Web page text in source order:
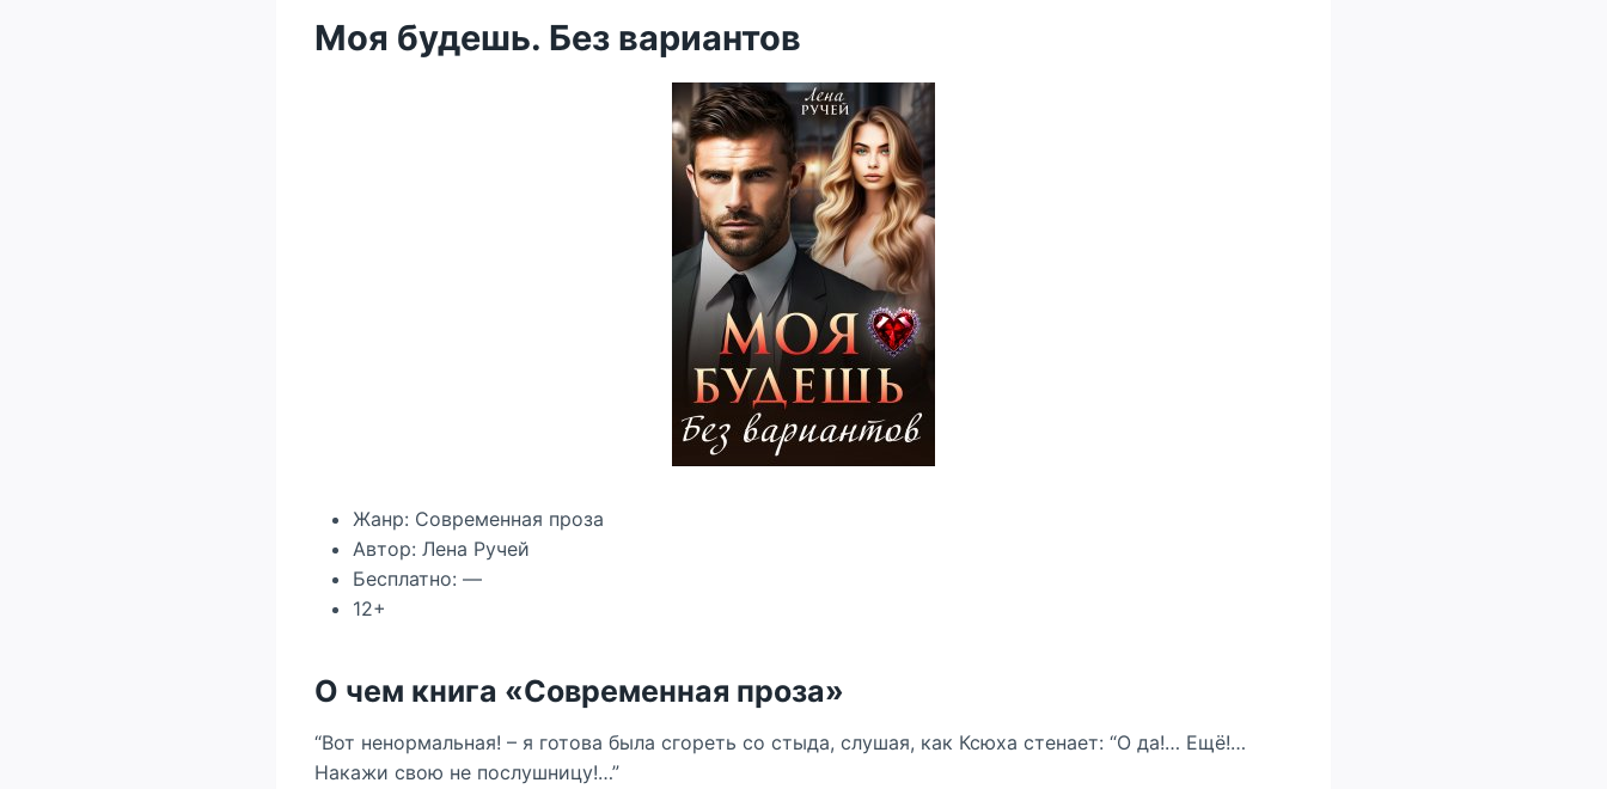
Моя будешь. Без вариантов
Жанр: Современная проза
Автор: Лена Ручей
Бесплатно: —
12+
О чем книга «Современная проза»
“Вот ненормальная! – я готова была сгореть со стыда, слушая, как Ксюха стенает: “О да!… Ещё!…
Накажи свою не послушницу!…”